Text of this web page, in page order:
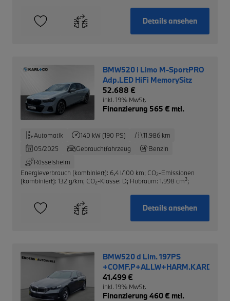
Details ansehen
BMW520 i Limo M-SportPRO
Adp.LED HiFi MemorySitz
52.688 €
inkl. 19% MwSt.
Finanzierung 565 € mtl.
Automatik 140 kW (190 PS)
11.986 km
05/2025
Gebrauchtfahrzeug
Benzin
Rüsselsheim
Energieverbrauch (kombiniert): 6,4 l/100 km; CO2-Emissionen
(kombiniert): 132 g/km; CO2-Klasse: D; Hubraum: 1.998 cm3;
Details ansehen
BMW520 d Lim. 197PS
41.499 €
inkl. 19% MwSt.
Finanzierung 460 € mtl.